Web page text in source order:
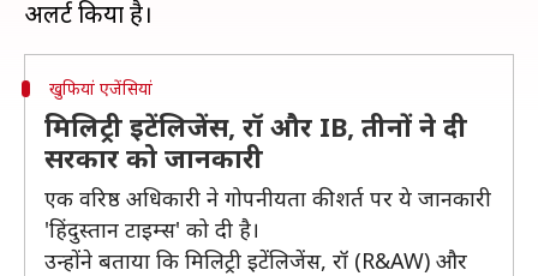
खुफियां एजेंसियां
मिलिट्री इटेंलिजेंस, रॉ और IB, तीनों ने दी
सरकार को जानकारी
एक वरिष्ठ अधिकारी ने गोपनीयता की शर्त पर ये जानकारी
'हिंदुस्तान टाइम्स' को दी है।
उन्होंने बताया कि मिलिट्री इटेंलिजेंस, रॉ (R&AW) और